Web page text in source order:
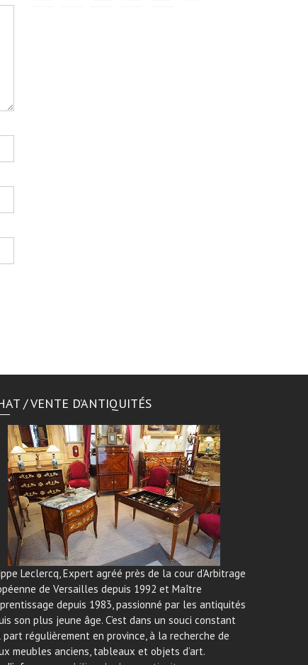
/ VENTE D’ANTIQUITÉS
Leclercq, Expert agréé près de la cour d’Arbitrage
de Versailles depuis 1992 et Maître
depuis 1983, passionné par les antiquités
son plus jeune âge. C’est dans un souci constant
part régulièrement en province, à la recherche de
meubles anciens, tableaux et objets d’art.